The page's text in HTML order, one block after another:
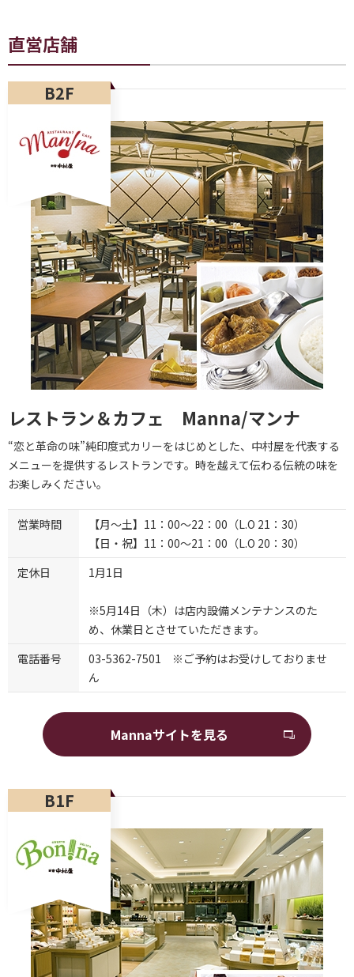
直営店舗
B2F
レストラン＆カフェ Manna/マンナ
“恋と革命の味”純印度式カリーをはじめとした、中村屋を代表する
メニューを提供するレストランです。時を越えて伝わる伝統の味を
お楽しみください。
営業時間
【月～土】11：00～22：00（L.O 21：30）
【日・祝】11：00～21：00（L.O 20：30）
定休日
1月1日
※5月14日（木）は店内設備メンテナンスのた
め、休業日とさせていただきます。
電話番号
03-5362-7501 ※ご予約はお受けしておりませ
ん
Mannaサイトを見る
B1F